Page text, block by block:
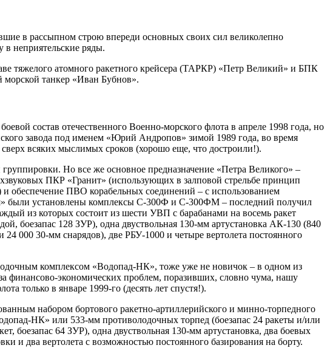
в рассыпном строю впереди основных своих сил великолепно
в неприятельские ряды.
тяжелого атомного ракетного крейсера (ТАРКР) «Петр Великий» и БПК
танкер «Иван Бубнов».
состав отечественного Военно-морского флота в апреле 1998 года, но
завода под именем «Юрий Андропов» зимой 1989 года, во время
всяких мыслимых сроков (хорошо еще, что достроили!).
Но все же основное предназначение «Петра Великого» –
ПКР «Гранит» (использующих в залповой стрельбе принцип
обеспечение ПВО корабельных соединений – с использованием
были установлены комплексы С-300Ф и С-300ФМ – последний получил
из которых состоит из шести УВП с барабанами на восемь ракет
боезапас 128 ЗУР), одна двуствольная 130-мм артустановка АК-130 (840
000 30-мм снарядов), две РБУ-1000 и четыре вертолета постоянного
комплексом «Водопад-НК», тоже уже не новичок – в одном из
финансово-экономических проблем, поразивших, словно чума, нашу
только в январе 1999-го (десять лет спустя!).
набором бортового ракетно-артиллерийского и минно-торпедного
НК» или 533-мм противолодочных торпед (боезапас 24 ракеты и/или
64 ЗУР), одна двуствольная 130-мм артустановка, два боевых
и два вертолета с возможностью постоянного базирования на борту.